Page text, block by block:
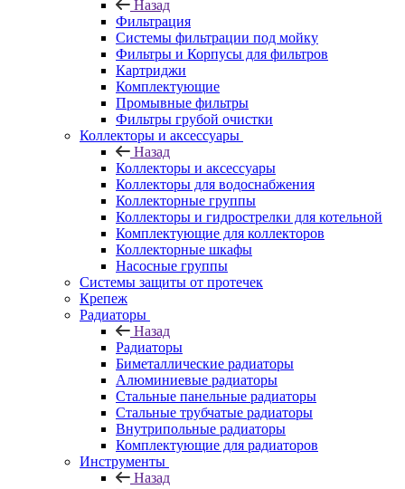
Назад
Фильтрация
Системы фильтрации под мойку
Фильтры и Корпусы для фильтров
Картриджи
Комплектующие
Промывные фильтры
Фильтры грубой очистки
Коллекторы и аксессуары
Назад
Коллекторы и аксессуары
Коллекторы для водоснабжения
Коллекторные группы
Коллекторы и гидрострелки для котельной
Комплектующие для коллекторов
Коллекторные шкафы
Насосные группы
Системы защиты от протечек
Крепеж
Радиаторы
Назад
Радиаторы
Биметаллические радиаторы
Алюминиевые радиаторы
Стальные панельные радиаторы
Стальные трубчатые радиаторы
Внутрипольные радиаторы
Комплектующие для радиаторов
Инструменты
Назад